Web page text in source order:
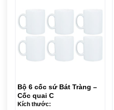
Bộ 6 cốc sứ Bát Tràng –
Cốc quai C
Kích thước: